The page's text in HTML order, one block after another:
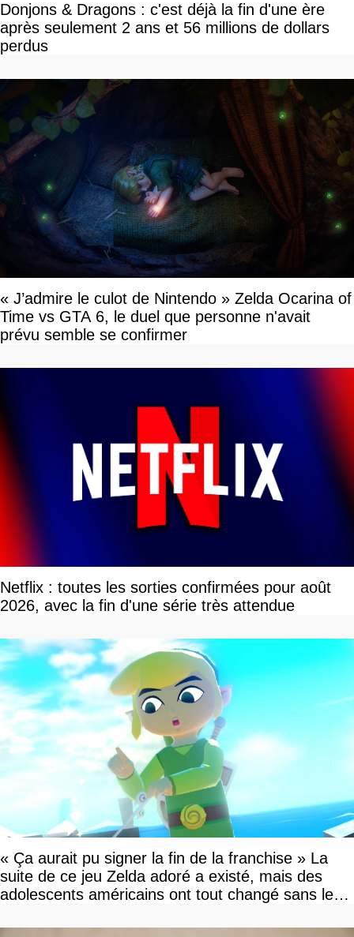
Donjons & Dragons : c'est déjà la fin d'une ère
après seulement 2 ans et 56 millions de dollars
perdus
« J’admire le culot de Nintendo » Zelda Ocarina of
Time vs GTA 6, le duel que personne n'avait
prévu semble se confirmer
Netflix : toutes les sorties confirmées pour août
2026, avec la fin d'une série très attendue
« Ça aurait pu signer la fin de la franchise » La
suite de ce jeu Zelda adoré a existé, mais des
adolescents américains ont tout changé sans le